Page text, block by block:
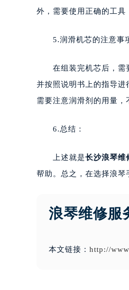
外，需要使用正确的工具
5.润滑机芯的注意事
在组装完机芯后，需要
并按照说明书上的指导进
需要注意润滑剂的用量，
6.总结：
上述就是长沙浪琴维
帮助。总之，在选择浪琴
浪琴维修服
本文链接： http://